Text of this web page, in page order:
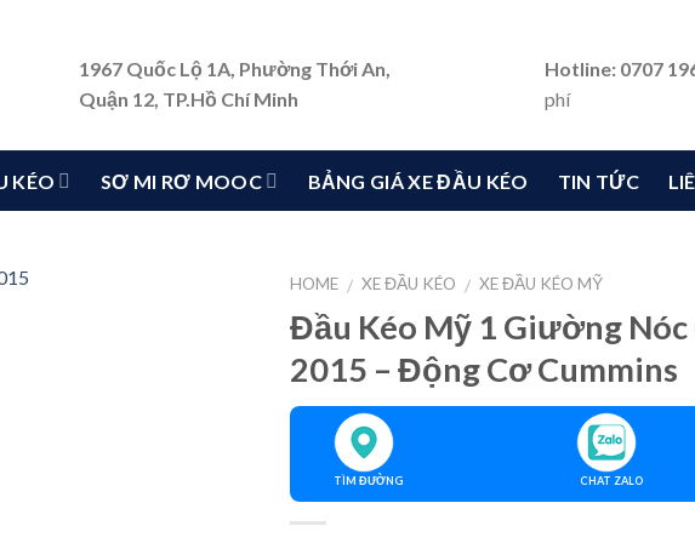
1967 Quốc Lộ 1A, Phường Thới An,
Quận 12, TP.Hồ Chí Minh
Hotline: 0707
phí
KÉO SƠ MI RƠ MOOC BẢNG GIÁ XE ĐẦU KÉO TIN TỨC
HOME / XE ĐẦU KÉO / XE ĐẦU KÉO MỸ
Đầu Kéo Mỹ 1 Giường Nóc
2015 – Động Cơ Cummins
TÌM ĐƯỜNG CHAT ZALO